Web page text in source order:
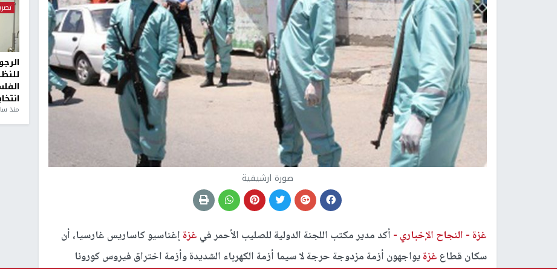
صورة ارشيفية
غزة - النجاح الإخباري - أكد مدير مكتب اللجنة الدولية للصليب الأحمر في غزةإغناسيو كاساريس غارسيا، أن
سكان قطاع غزةيواجهون أزمة مزدوجة حرجة لا سيما أزمة الكهرباء الشديدة وأزمة اختراق فيروس كورونا
منذ